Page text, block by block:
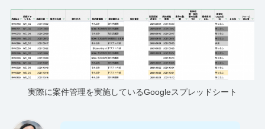
実際に案件管理を実施しているGoogleスプレッドシート